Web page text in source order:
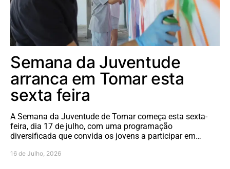
Semana da Juventude
arranca em Tomar esta
sexta feira
A Semana da Juventude de Tomar começa esta sexta-
feira, dia 17 de julho, com uma programação
diversificada que convida os jovens a participar em…
16 de Julho, 2026